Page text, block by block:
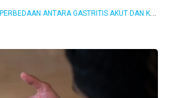
PERBEDAAN ANTARA GASTRITIS AKUT DAN KRONIS: BAGAIMANA MENGIDENTIFIKASINYA